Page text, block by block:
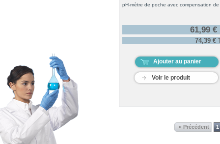
pH-mètre de poche avec compensation de
61,99 €
74,39 €
Ajouter au panier
Voir le produit
« Précédent 1